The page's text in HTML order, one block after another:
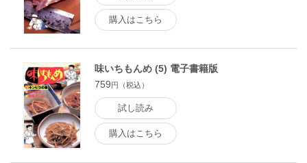
購入はこちら
味いちもんめ (5) 電子書籍版
759 円（税込）
試し読み
購入はこちら